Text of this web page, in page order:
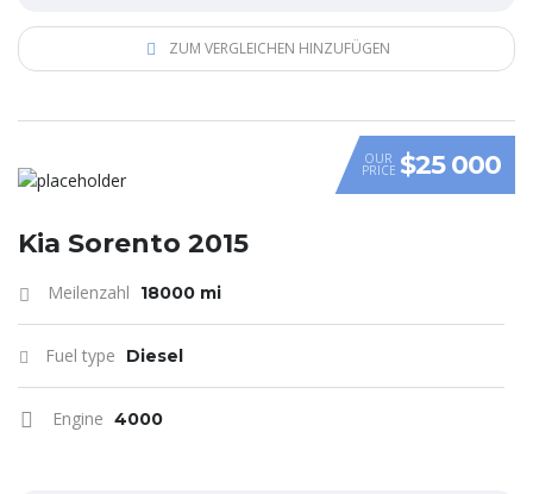
ZUM VERGLEICHEN HINZUFÜGEN
OUR
PRICE $25 000
Kia Sorento 2015
Meilenzahl 18000 mi
Fuel type Diesel
Engine 4000